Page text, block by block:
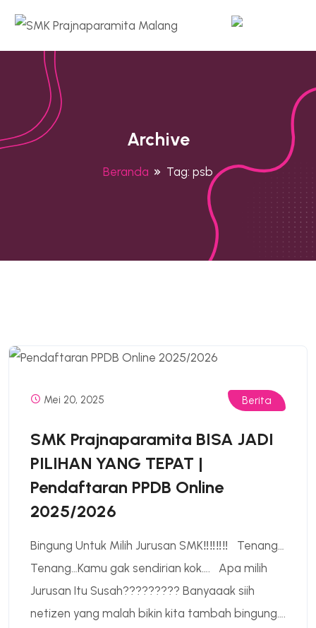
Archive
Beranda Tag: psb
Mei 20, 2025 Berita
SMK Prajnaparamita BISA JADI
PILIHAN YANG TEPAT |
Pendaftaran PPDB Online
2025/2026
Bingung Untuk Milih Jurusan SMK‼️‼️‼️‼️ Tenang…
Tenang…Kamu gak sendirian kok…. Apa milih
Jurusan Itu Susah????????? Banyaaak siih
netizen yang malah bikin kita tambah bingung….